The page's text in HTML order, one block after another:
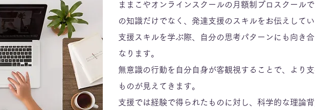
ままこやオンラインスクールの月額制プロスクール
の知識だけでなく、発達支援のスキルをお伝えしてい
支援スキルを学ぶ際、自分の思考パターンにも向き
なります。
無意識の行動を自分自身が客観視することで、より支
ものが見えてきます。
支援では経験で得られたものに対し、科学的な理論